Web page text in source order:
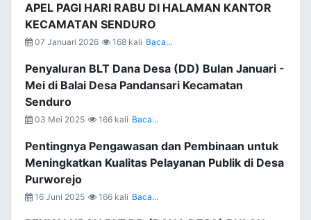
APEL PAGI HARI RABU DI HALAMAN KANTOR
KECAMATAN SENDURO
07 Januari 2026 168 kali Baca...
Penyaluran BLT Dana Desa (DD) Bulan Januari -
Mei di Balai Desa Pandansari Kecamatan
Senduro
03 Mei 2025 166 kali Baca...
Pentingnya Pengawasan dan Pembinaan untuk
Meningkatkan Kualitas Pelayanan Publik di Desa
Purworejo
16 Juni 2025 166 kali Baca...